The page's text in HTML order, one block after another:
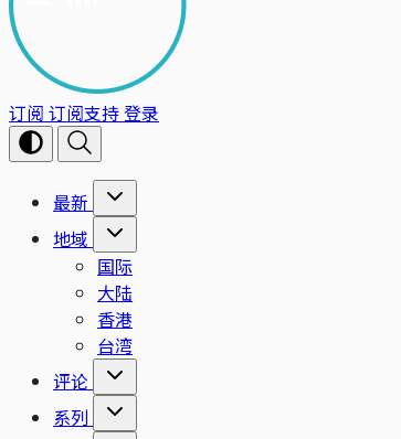
订阅 订阅支持登录
最新
地域
国际
大陆
香港
台湾
评论
系列